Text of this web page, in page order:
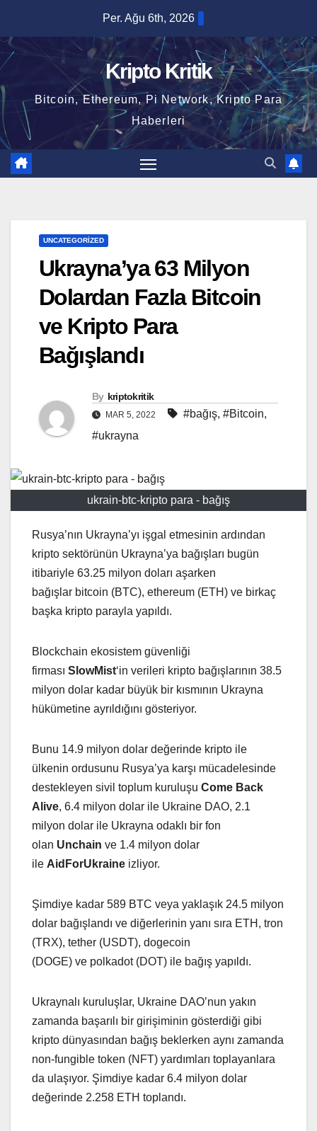
content
Per. Ağu 6th, 2026
Kripto Kritik
Bitcoin, Ethereum, Pi Network, Kripto Para
Haberleri
UNCATEGORIZED
Ukrayna’ya 63 Milyon
Dolardan Fazla Bitcoin
ve Kripto Para
Bağışlandı
By kriptokritik
MAR 5, 2022 #bağış, #Bitcoin,
#ukrayna
ukrain-btc-kripto para - bağış
Rusya’nın Ukrayna’yı işgal etmesinin ardından
kripto sektörünün Ukrayna’ya bağışları bugün
itibariyle 63.25 milyon doları aşarken
bağışlar bitcoin (BTC), ethereum (ETH) ve birkaç
başka kripto parayla yapıldı.
Blockchain ekosistem güvenliği
firması SlowMist‘in verileri kripto bağışlarının 38.5
milyon dolar kadar büyük bir kısmının Ukrayna
hükümetine ayrıldığını gösteriyor.
Bunu 14.9 milyon dolar değerinde kripto ile
ülkenin ordusunu Rusya’ya karşı mücadelesinde
destekleyen sivil toplum kuruluşu Come Back
Alive, 6.4 milyon dolar ile Ukraine DAO, 2.1
milyon dolar ile Ukrayna odaklı bir fon
olan Unchain ve 1.4 milyon dolar
ile AidForUkraine izliyor.
Şimdiye kadar 589 BTC veya yaklaşık 24.5 milyon
dolar bağışlandı ve diğerlerinin yanı sıra ETH, tron
(TRX), tether (USDT), dogecoin
(DOGE) ve polkadot (DOT) ile bağış yapıldı.
Ukraynalı kuruluşlar, Ukraine DAO’nun yakın
zamanda başarılı bir girişiminin gösterdiği gibi
kripto dünyasından bağış beklerken aynı zamanda
non-fungible token (NFT) yardımları toplayanlara
da ulaşıyor. Şimdiye kadar 6.4 milyon dolar
değerinde 2.258 ETH toplandı.